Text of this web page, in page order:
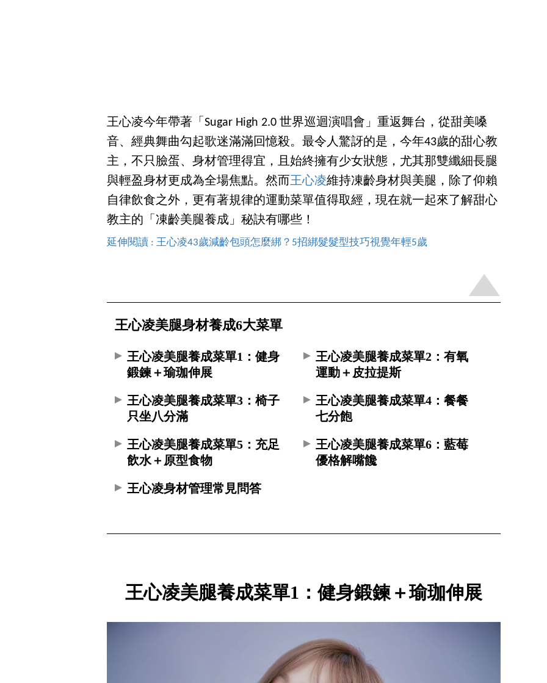
王心凌今年帶著「Sugar High 2.0 世界巡迴演唱會」重返舞台，從甜美嗓
音、經典舞曲勾起歌迷滿滿回憶殺。最令人驚訝的是，今年43歲的甜心教
主，不只臉蛋、身材管理得宜，且始終擁有少女狀態，尤其那雙纖細長腿
與輕盈身材更成為全場焦點。然而王心凌維持凍齡身材與美腿，除了仰賴
自律飲食之外，更有著規律的運動菜單值得取經，現在就一起來了解甜心
教主的「凍齡美腿養成」秘訣有哪些！
延伸閱讀 : 王心凌43歲減齡包頭怎麼綁？5招綁髮髮型技巧視覺年輕5歲
王心凌美腿身材養成6大菜單
王心凌美腿養成菜單1：健身
鍛鍊＋瑜珈伸展
王心凌美腿養成菜單2：有氧
運動＋皮拉提斯
王心凌美腿養成菜單3：椅子
只坐八分滿
王心凌美腿養成菜單4：餐餐
七分飽
王心凌美腿養成菜單5：充足
飲水＋原型食物
王心凌美腿養成菜單6：藍莓
優格解嘴饞
王心凌身材管理常見問答
王心凌美腿養成菜單1：健身鍛鍊＋瑜珈伸展